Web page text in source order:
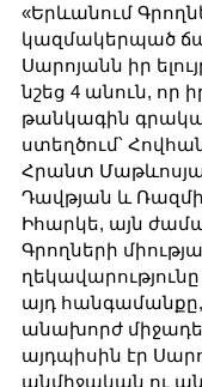
«Երևանում
կազմակերպած
Սարոյանն իր
նշեց 4 անուն, որ
թանկագին
ստեղծում՝
Հրանտ
Դավթյան և
Իհարկե, այն
Գրողների
այդ
անախորժ
այդպիսին էր
անմիջական ու